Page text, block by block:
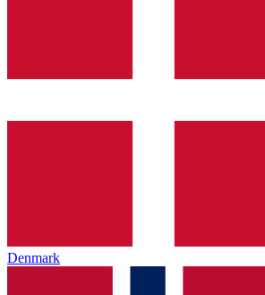
Denmark